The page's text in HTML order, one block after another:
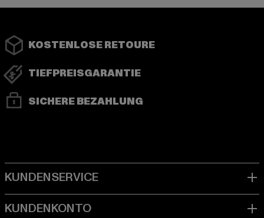
KOSTENLOSE RETOURE
TIEFPREISGARANTIE
SICHERE BEZAHLUNG